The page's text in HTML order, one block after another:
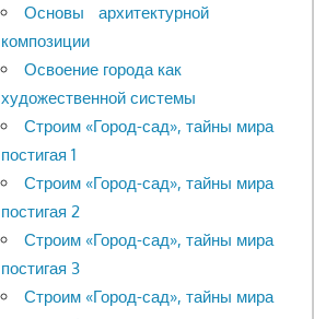
Основы архитектурной
композиции
Освоение города как
художественной системы
Строим «Город-сад», тайны мира
постигая 1
Строим «Город-сад», тайны мира
постигая 2
Строим «Город-сад», тайны мира
постигая 3
Строим «Город-сад», тайны мира